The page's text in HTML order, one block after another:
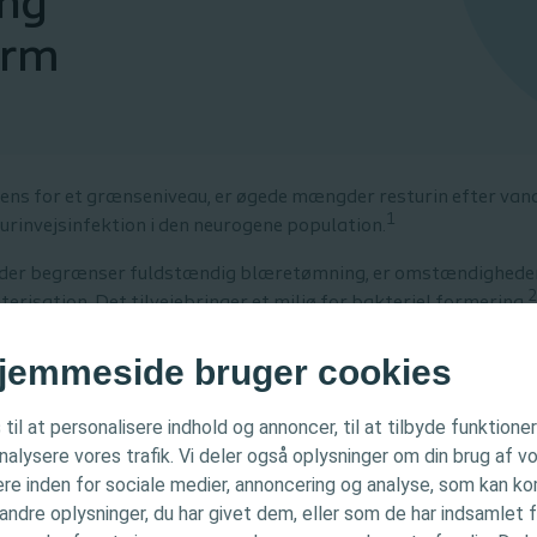
bruger cookies
til at personalisere indhold og annoncer, til at tilbyde
vores trafik. Vi deler også oplysninger om din brug af
inden for sociale medier, annoncering og analyse, som kan
oplysninger, du har givet dem, eller som de har indsamlet
er kun beregnet til sundhedspersonale.
for et grænseniveau, er øgede mængder resturin efter
i den neurogene population. 1
begrænser fuldstændig blæretømning, er
Det tilvejebringer et miljø for bakteriel formering.2
mellem blærens form og resturin?
til, at patienter oplever at have resturin, inklusive unormal
patienten, håndtering af engangskatetre og produktvalg